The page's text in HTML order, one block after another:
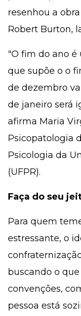
resenhou a
Robert Burton,
"O fim do ano
que supõe o o
de dezembro
de janeiro será
afirma Maria
Psico­­patologia
Psicologia da
(UFPR).
Faça do seu
Para quem
estressante, o
buscando o
convenções,
pessoa está